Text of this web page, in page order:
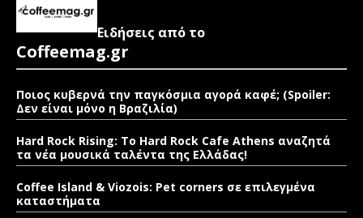
Ειδήσεις από το
Coffeemag.gr
Ποιος κυβερνά την παγκόσμια αγορά καφέ; (Spoiler:
Δεν είναι μόνο η Βραζιλία)
Hard Rock Rising: Το Hard Rock Cafe Athens αναζητά
τα νέα μουσικά ταλέντα της Ελλάδας!
Coffee Island & Viozois: Pet corners σε επιλεγμένα
καταστήματα